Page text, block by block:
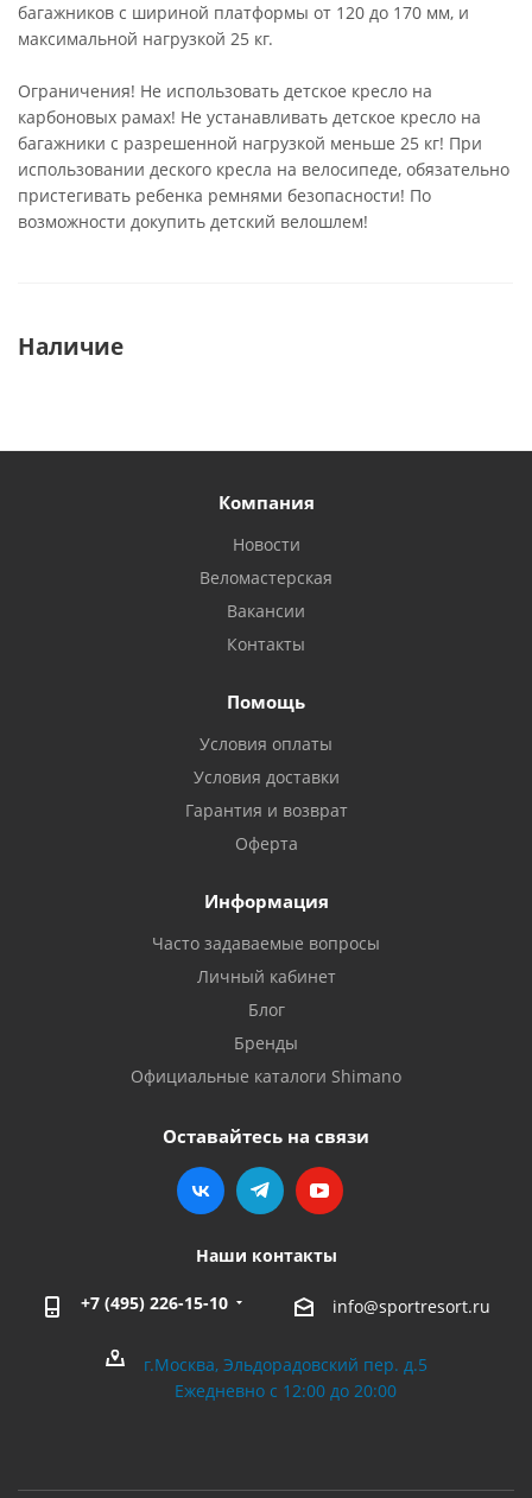
багажников с шириной платформы от 120 до 170 мм, и
максимальной нагрузкой 25 кг.
Ограничения! Не использовать детское кресло на
карбоновых рамах! Не устанавливать детское кресло на
багажники с разрешенной нагрузкой меньше 25 кг! При
использовании деского кресла на велосипеде, обязательно
пристегивать ребенка ремнями безопасности! По
возможности докупить детский велошлем!
Наличие
Компания
Новости
Веломастерская
Вакансии
Контакты
Помощь
Условия оплаты
Условия доставки
Гарантия и возврат
Оферта
Информация
Часто задаваемые вопросы
Личный кабинет
Блог
Бренды
Официальные каталоги Shimano
Оставайтесь на связи
Наши контакты
+7 (495) 226-15-10 info@sportresort.ru
г.Москва, Эльдорадовский пер. д.5
Ежедневно с 12:00 до 20:00